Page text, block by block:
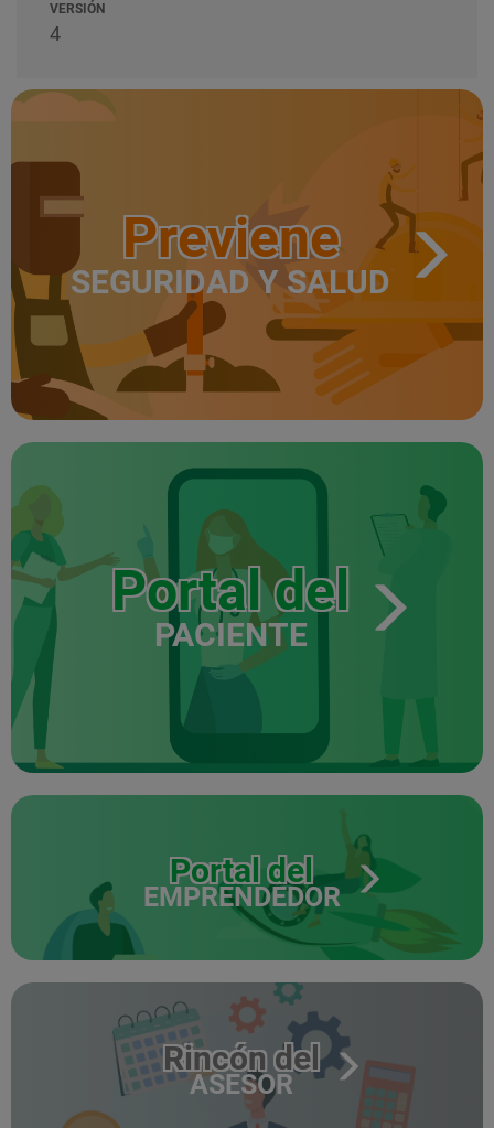
VERSIÓN
4
Previene
SEGURIDAD Y SALUD
Portal del
PACIENTE
Portal del
EMPRENDEDOR
Rincón del
ASESOR